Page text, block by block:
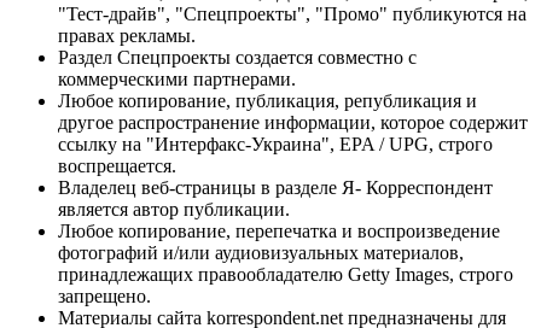
"Тест-драйв", "Спецпроекты", "Промо" публикуются на
правах рекламы.
Раздел Спецпроекты создается совместно с
коммерческими партнерами.
Любое копирование, публикация, републикация и
другое распространение информации, которое содержит
ссылку на "Интерфакс-Украина", EPA / UPG, строго
воспрещается.
Владелец веб-страницы в разделе Я- Корреспондент
является автор публикации.
Любое копирование, перепечатка и воспроизведение
фотографий и/или аудиовизуальных материалов,
принадлежащих правообладателю Getty Images, строго
запрещено.
Материалы сайта korrespondent.net предназначены для